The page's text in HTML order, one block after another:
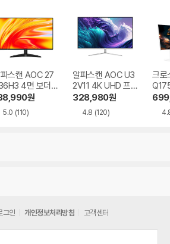
스캔 AOC 27
4면 보더리
120 시력보
무결점
원
5.0 (110)
알파스캔 AOC U3
2V11 4K UHD 프리
싱크 HDR 시력보호
무결점
328,980원
4.8 (120)
크로
Ai
그인 개인정보처리방침 고객센터